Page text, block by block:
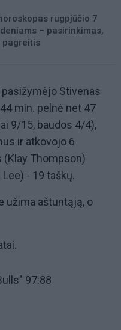
rugpjūčio 7
– pasirinkimas,
pagreitis
Stivenas
min. pelnė net 47
9/15, baudos 4/4),
ir atkovojo 6
(Klay Thompson)
- 19 taškų.
užima aštuntąją, o
97:88